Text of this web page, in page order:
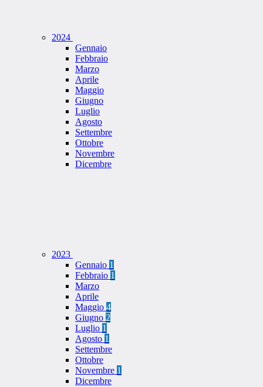
2024
Gennaio
Febbraio
Marzo
Aprile
Maggio
Giugno
Luglio
Agosto
Settembre
Ottobre
Novembre
Dicembre
2023
Gennaio 1
Febbraio 1
Marzo
Aprile
Maggio 4
Giugno 2
Luglio 1
Agosto 1
Settembre
Ottobre
Novembre 1
Dicembre